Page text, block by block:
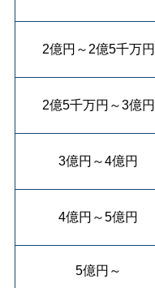
2億円 ～ 2億5千万円
2億5千万円 ～3億円
3億円 ～4億円
4億円 ～ 5億円
5億円 ～